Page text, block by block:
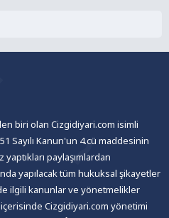
biri olan Cizgidiyari.com isimli
Sayılı Kanun'un 4.cü maddesinin
paylaşımlardan
yapılacak tüm hukuksal şikayetler
ilgili kanunlar ve yönetmelikler
Cizgidiyari.com yönetimi